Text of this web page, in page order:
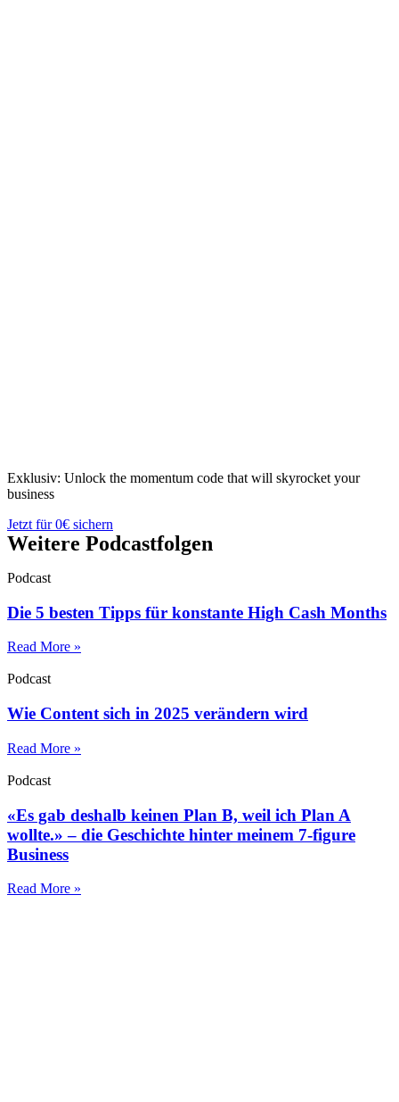
Exklusiv: Unlock the momentum code that will skyrocket your
business
Jetzt für 0€ sichern
Weitere Podcastfolgen
Podcast
Die 5 besten Tipps für konstante High Cash Months
Read More »
Podcast
Wie Content sich in 2025 verändern wird
Read More »
Podcast
«Es gab deshalb keinen Plan B, weil ich Plan A
wollte.» – die Geschichte hinter meinem 7-figure
Business
Read More »